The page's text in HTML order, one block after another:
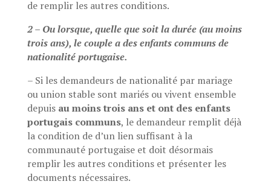
de remplir les autres conditions.
2 – Ou lorsque, quelle que soit la durée (au moins
trois ans), le couple a des enfants communs de
nationalité portugaise.
– Si les demandeurs de nationalité par mariage
ou union stable sont mariés ou vivent ensemble
depuis au moins trois ans et ont des enfants
portugais communs, le demandeur remplit déjà
la condition de d’un lien suffisant à la
communauté portugaise et doit désormais
remplir les autres conditions et présenter les
documents nécessaires.